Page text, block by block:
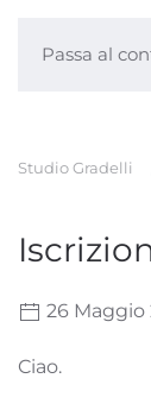
Passa al
Studio Gradelli
26 Maggio
Ciao.